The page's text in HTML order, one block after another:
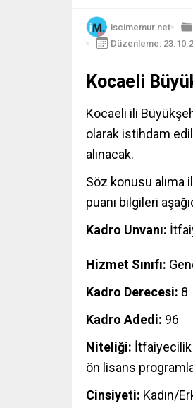
iscimemur.net
Düzenleme:
Kocaeli
Kocaeli ili
olarak istihdam
alınacak.
Söz konusu alıma
puanı bilgileri
Kadro Unvanı:
Hizmet Sınıfı:
Kadro Derecesi: 8
Kadro Adedi: 96
Niteliği: İtfaiyecilik
ön lisans
Cinsiyeti: Kadın/